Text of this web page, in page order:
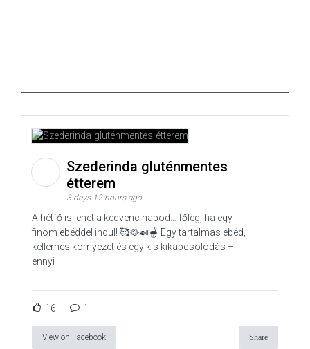
Szederinda gluténmentes
étterem
3 days 12 hours ago
A hétfő is lehet a kedvenc napod… főleg, ha egy
finom ebéddel indul! 🥰🥘🍛🫕 Egy tartalmas ebéd,
kellemes környezet és egy kis kikapcsolódás –
ennyi
16 1
View on Facebook Share